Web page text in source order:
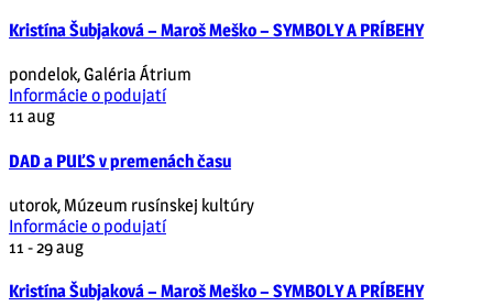
Kristína Šubjaková – Maroš Meško – SYMBOLY A PRÍBEHY
pondelok,Galéria Átrium
Informácie o podujatí
11 aug
DAD a PUĽS v premenách času
utorok, Múzeum rusínskej kultúry
Informácie o podujatí
11 - 29aug
Kristína Šubjaková – Maroš Meško – SYMBOLY A PRÍBEHY